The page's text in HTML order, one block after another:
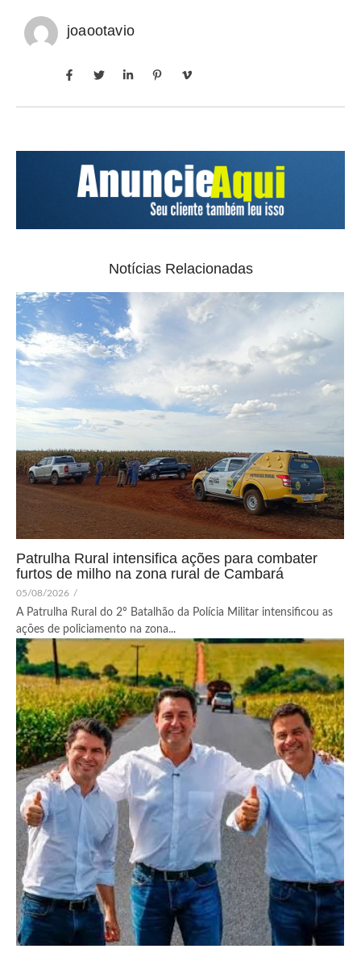
joaootavio
Notícias Relacionadas
Patrulha Rural intensifica ações para combater
furtos de milho na zona rural de Cambará
05/08/2026 /
A Patrulha Rural do 2º Batalhão da Polícia Militar intensificou as
ações de policiamento na zona...